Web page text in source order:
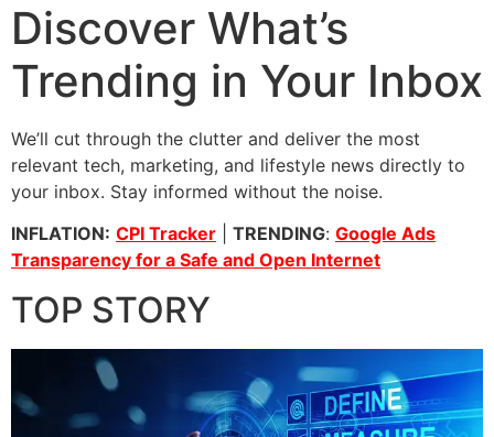
Discover What’s
Trending in Your Inbox
We’ll cut through the clutter and deliver the most
relevant tech, marketing, and lifestyle news directly to
your inbox. Stay informed without the noise.
INFLATION: CPI Tracker TRENDING: Google Ads
Transparency for a Safe and Open Internet
TOP STORY